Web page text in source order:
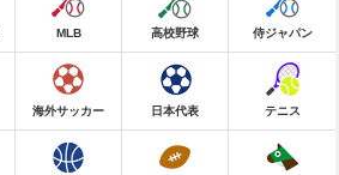
MLB 高校野球 侍ジャパン
海外サッカー 日本代表 テニス